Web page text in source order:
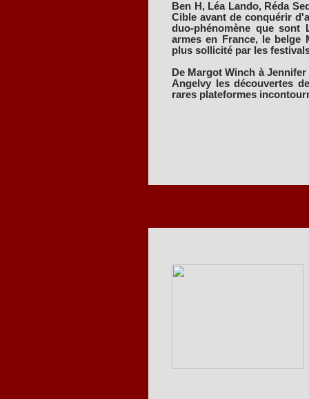
Ben H, Léa Lando, Réda
Cible avant de conquérir
duo-phénomène que
armes en France, le belge
plus sollicité par les
De Margot Winch à
Angelvy les découvertes
rares plateformes